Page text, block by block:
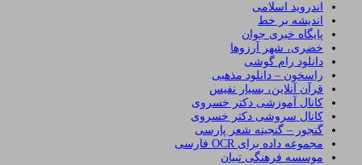
اندروید اسلامی
اندیشه بر خط
پایگاه خبری جوان
خضری، شهر آرزوها
دانلود رام گوشی
راسخون – دانلود مذهبی
قرآن آنلاین، بسیار نفیس
کانال آموزشی دکتر خسروی
کانال سروشی دکتر خسروی
گنجور – گنجینه شعر پارسی
مجموعه داده برای OCR فارسی
موسسه فرهنگی تبیان